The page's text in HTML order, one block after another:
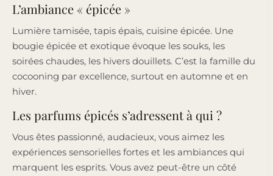
L’ambiance « épicée »
Lumière tamisée, tapis épais, cuisine épicée. Une
bougie épicée et exotique évoque les souks, les
soirées chaudes, les hivers douillets. C’est la famille du
cocooning par excellence, surtout en automne et en
hiver.
Les parfums épicés s’adressent à qui ?
Vous êtes passionné, audacieux, vous aimez les
expériences sensorielles fortes et les ambiances qui
marquent les esprits. Vous avez peut-être un côté